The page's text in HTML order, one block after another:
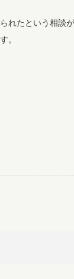
れたという相談
。